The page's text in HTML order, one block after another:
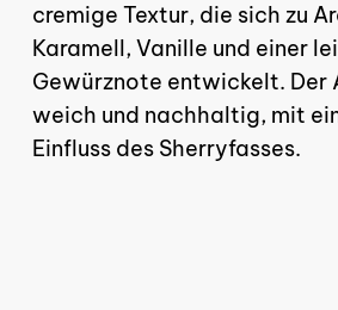
GO TO SHOP
cremige Textur, die sich zu
Karamell, Vanille und einer
Gewürznote entwickelt. Der
weich und nachhaltig, mit
Einfluss des Sherryfasses.